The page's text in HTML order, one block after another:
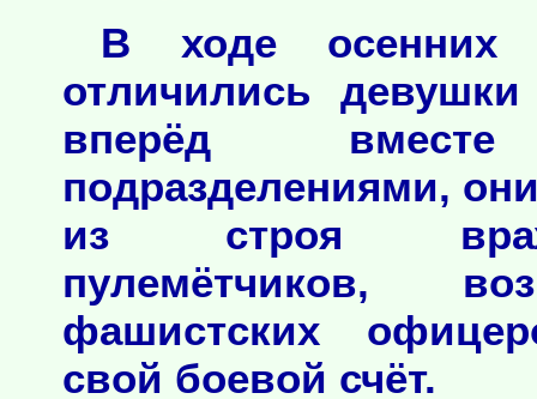
В ходе осенних
отличились
вперёд
подразделениями,
из строя
пулемётчиков,
фашистских
свой боевой счёт.